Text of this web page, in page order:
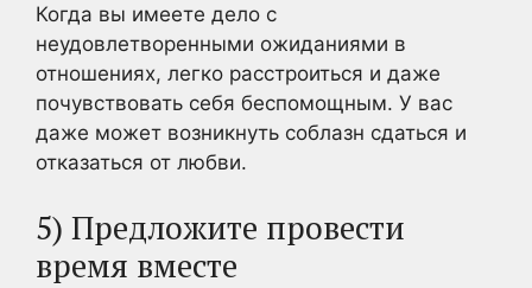
Когда вы имеете дело с
неудовлетворенными ожиданиями в
отношениях, легко расстроиться и даже
почувствовать себя беспомощным. У вас
даже может возникнуть соблазн сдаться и
отказаться от любви.
5) Предложите провести
время вместе